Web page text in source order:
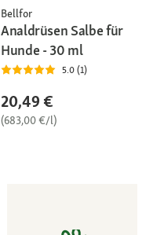
Bellfor
Analdrüsen Salbe für
Hunde - 30 ml
5.0 (1)
20,49 €
(683,00 €/l)